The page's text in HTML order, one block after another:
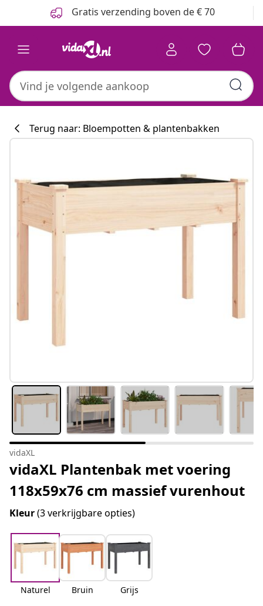
Gratis verzending boven de € 70
Terug naar: Bloempotten & plantenbakken
vidaXL
vidaXL Plantenbak met voering
118x59x76 cm massief vurenhout
Kleur(3 verkrijgbare opties)
Naturel Bruin Grijs